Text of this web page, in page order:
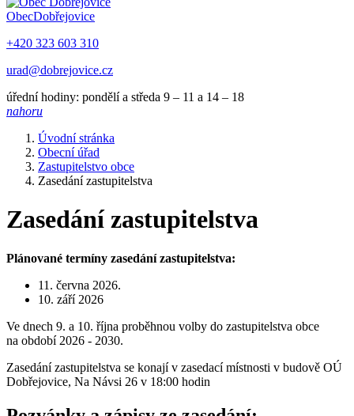
ObecDobřejovice
+420 323 603 310
urad@dobrejovice.cz
úřední hodiny: pondělí a středa 9 – 11 a 14 – 18
nahoru
Úvodní stránka
Obecní úřad
Zastupitelstvo obce
Zasedání zastupitelstva
Zasedání zastupitelstva
Plánované termíny zasedání zastupitelstva:
11. června 2026.
10. září 2026
Ve dnech 9. a 10. října proběhnou volby do zastupitelstva obce
na období 2026 - 2030.
Zasedání zastupitelstva se konají v zasedací místnosti v budově OÚ
Dobřejovice, Na Návsi 26 v 18:00 hodin